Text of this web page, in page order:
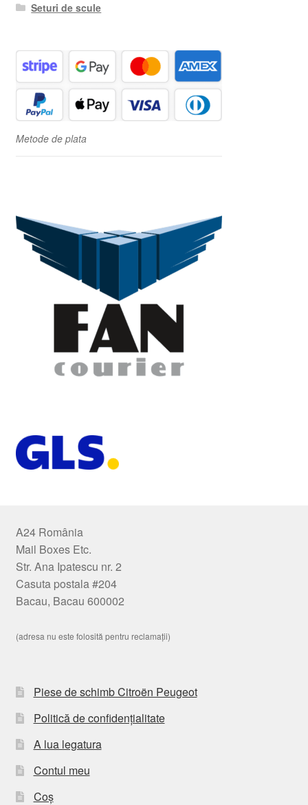
Seturi de scule
Metode de plata
A24 România
Mail Boxes Etc.
Str. Ana Ipatescu nr. 2
Casuta postala #204
Bacau, Bacau 600002
(adresa nu este folosită pentru reclamații)
Piese de schimb Citroën Peugeot
Politică de confidențialitate
A lua legatura
Contul meu
Coș